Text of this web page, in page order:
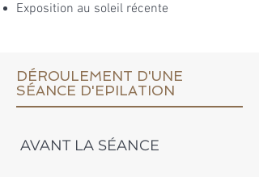
Exposition au soleil récente
DÉROULEMENT D'UNE
SÉANCE D'EPILATION
AVANT LA SÉANCE